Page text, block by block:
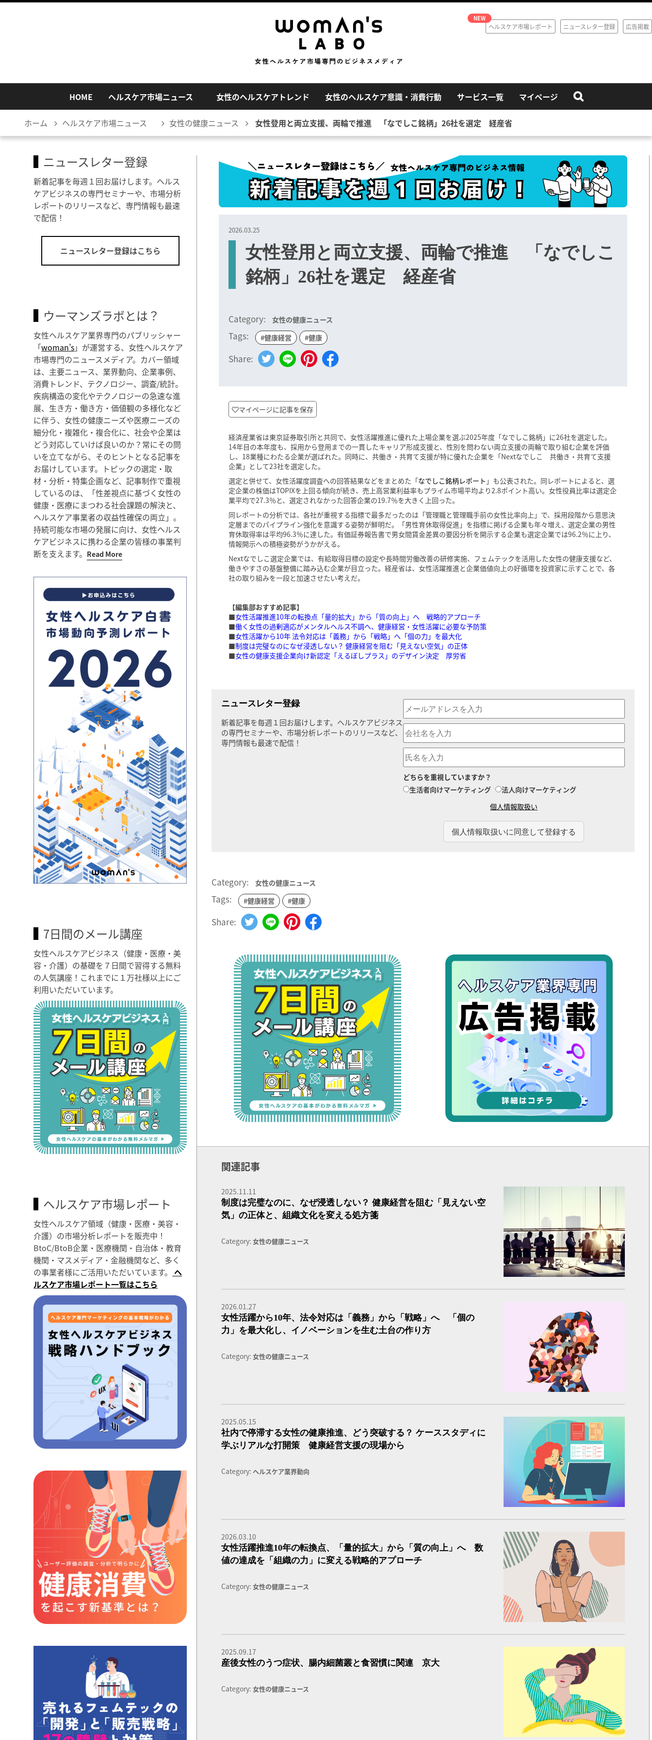
ヘルスケア市場レポート ニュースレター登録 広告掲載
HOME ヘルスケア市場ニュース 女性のヘルスケアトレンド 女性のヘルスケア意識・消費行動 サービス一覧 マイページ
ホーム ヘルスケア市場ニュース 女性の健康ニュース 女性登用と両立支援、両輪で推進 「なでしこ銘柄」26社を選定 経産省
2026.03.25
女性登用と両立支援、両輪で推進 「なでしこ
銘柄」26社を選定 経産省
Category: 女性の健康ニュース
Tags: #健康経営 #健康
Share:
マイページに記事を保存
経済産業省は東京証券取引所と共同で、女性活躍推進に優れた上場企業を選ぶ2025年度「なでしこ銘柄」に26社を選定した。
14年目の本年度も、採用から登用までの一貫したキャリア形成支援と、性別を問わない両立支援の両輪で取り組む企業を評価
し、18業種にわたる企業が選ばれた。同時に、共働き・共育て支援が特に優れた企業を「Nextなでしこ 共働き・共育て支援
企業」として23社を選定した。
選定と併せて、女性活躍度調査への回答結果などをまとめた「なでしこ銘柄レポート 」も公表された。同レポートによると、選
定企業の株価はTOPIXを上回る傾向が続き、売上高営業利益率もプライム市場平均より2.8ポイント高い。女性役員比率は選定企
業平均で27.3％と、選定されなかった回答企業の19.7％を大きく上回った。
同レポートの分析では、各社が重視する指標で最多だったのは「管理職と管理職手前の女性比率向上」で、採用段階から意思決
定層までのパイプライン強化を意識する姿勢が鮮明だ。「男性育休取得促進」を指標に掲げる企業も年々増え、選定企業の男性
育休取得率は平均96.3％に達した。有価証券報告書で男女間賃金差異の要因分析を開示する企業も選定企業では96.2％に上り、
情報開示への積極姿勢がうかがえる。
Nextなでしこ選定企業では、有給取得目標の設定や長時間労働改善の研修実施、フェムテックを活用した女性の健康支援など、
働きやすさの基盤整備に踏み込む企業が目立った。経産省は、女性活躍推進と企業価値向上の好循環を投資家に示すことで、各
社の取り組みを一段と加速させたい考えだ。
【編集部おすすめ記事】
■女性活躍推進10年の転換点「量的拡大」から「質の向上」へ 戦略的アプローチ
■働く女性の過剰適応がメンタルヘルス不調へ、健康経営・女性活躍に必要な予防策
■女性活躍から10年 法令対応は「義務」から「戦略」へ「個の力」を最大化
■制度は完璧なのになぜ浸透しない？ 健康経営を阻む「見えない空気」の正体
■女性の健康支援企業向け新認定「えるぼしプラス」のデザイン決定 厚労省
ニュースレター登録
新着記事を毎週１回お届けします。ヘルスケアビジネス
の専門セミナーや、市場分析レポートのリリースなど、
専門情報も最速で配信！
どちらを重視していますか？
生活者向けマーケティング
法人向けマーケティング
個人情報取扱い
Category: 女性の健康ニュース
Tags: #健康経営 #健康
Share:
関連記事
2025.11.11
制度は完璧なのに、なぜ浸透しない？ 健康経営を阻む「見えない空
気」の正体と、組織文化を変える処方箋
Category:女性の健康ニュース
2026.01.27
女性活躍から10年、法令対応は「義務」から「戦略」へ 「個の
力」を最大化し、イノベーションを生む土台の作り方
Category:女性の健康ニュース
2025.05.15
社内で停滞する女性の健康推進、どう突破する？ ケーススタディに
学ぶリアルな打開策 健康経営支援の現場から
Category:ヘルスケア業界動向
2026.03.10
女性活躍推進10年の転換点、「量的拡大」から「質の向上」へ 数
値の達成を「組織の力」に変える戦略的アプローチ
Category:女性の健康ニュース
2025.09.17
産後女性のうつ症状、腸内細菌叢と食習慣に関連 京大
Category:女性の健康ニュース
ニュースレター登録
新着記事を毎週１回お届けします。ヘルス
ケアビジネスの専門セミナーや、市場分析
レポートのリリースなど、専門情報も最速
で配信！
ニュースレター登録はこちら
ウーマンズラボとは？
女性ヘルスケア業界専門のパブリッシャー
「woman’s」が運営する、女性ヘルスケア
市場専門のニュースメディア。カバー領域
は、主要ニュース、業界動向、企業事例、
消費トレンド、テクノロジー、調査/統計。
疾病構造の変化やテクノロジーの急速な進
展、生き方・働き方・価値観の多様化など
に伴う、女性の健康ニーズや医療ニーズの
細分化・複雑化・複合化に、社会や企業は
どう対応していけば良いのか？常にその問
いを立てながら、そのヒントとなる記事を
お届けしています。トピックの選定・取
材・分析・特集企画など、記事制作で重視
しているのは、「性差視点に基づく女性の
健康・医療にまつわる社会課題の解決と、
ヘルスケア事業者の収益性確保の両立」。
持続可能な市場の発展に向け、女性ヘルス
ケアビジネスに携わる企業の皆様の事業判
断を支えます。 Read More
7日間のメール講座
女性ヘルスケアビジネス（健康・医療・美
容・介護）の基礎を７日間で習得する無料
の人気講座！これまでに１万社様以上にご
利用いただいています。
ヘルスケア市場レポート
女性ヘルスケア領域（健康・医療・美容・
介護）の市場分析レポートを販売中！
BtoC/BtoB企業・医療機関・自治体・教育
機関・マスメディア・金融機関など、多く
の事業者様にご活用いただいています。 ヘ
ルスケア市場レポート一覧はこちら